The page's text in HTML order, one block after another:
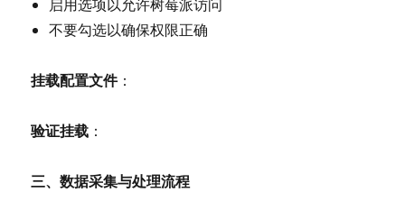
启用选项以允许树莓派访问
不要勾选以确保权限正确
挂载配置文件：
验证挂载 ：
三、数据采集与处理流程